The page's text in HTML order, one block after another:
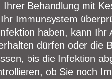
Ihrer Behandlung mit
Immunsystem
haben, kann Ihr
dürfen oder die
bis die Infektion
ob Sie noch